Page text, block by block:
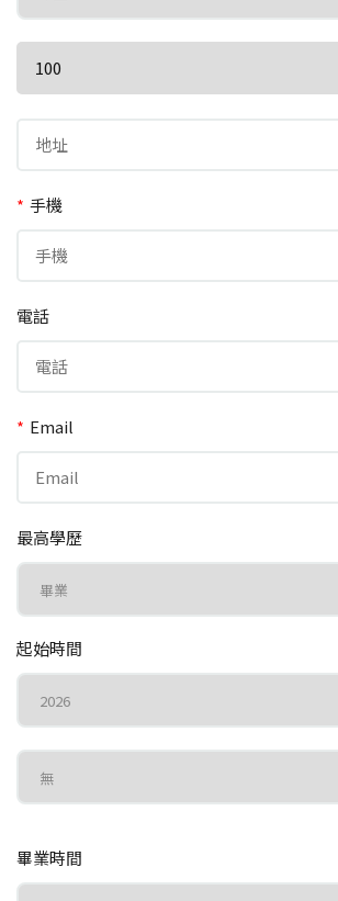
* 手機
電話
* Email
最高學歷
起始時間
畢業時間